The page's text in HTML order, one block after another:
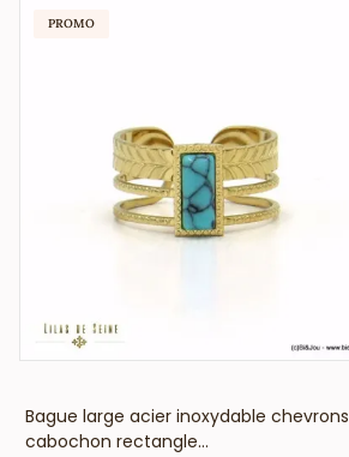
Bague large acier inoxydable chevrons
cabochon rectangle...
PROMO